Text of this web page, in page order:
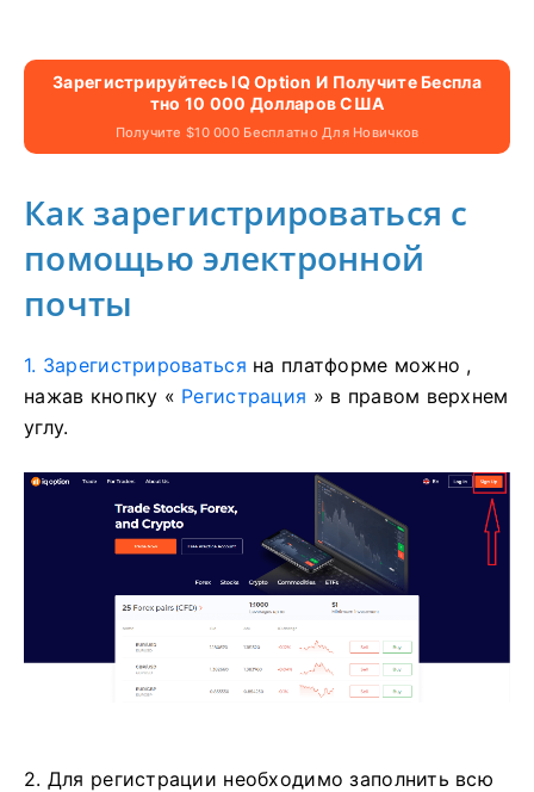
Зарегистрируйтесь IQ Option И Получите Беспла
Тно 10 000 Долларов США
Получите $10 000 Бесплатно Для Новичков
Как зарегистрироваться с
помощью электронной
почты
1. Зарегистрироваться на платформе можно ,
нажав кнопку « Регистрация » в правом верхнем
углу.
2. Для регистрации необходимо заполнить всю